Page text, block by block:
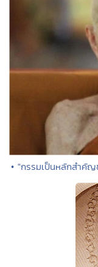
• "กรรมเป็นหลักสำคั